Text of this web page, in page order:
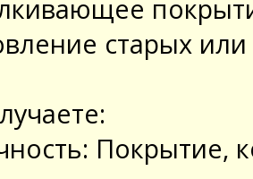
старых
Покрытие,